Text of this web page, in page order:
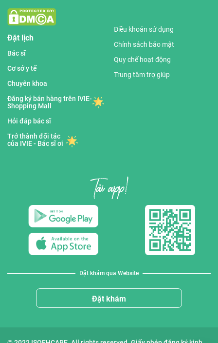
Đặt lịch
Bác sĩ
Cơ sở y tế
Chuyên khoa
Đăng ký bán hàng trên IVIE-
Shopping Mall
Hỏi đáp bác sĩ
Trở thành đối tác
của IVIE - Bác sĩ ơi
Điều khoản sử dụng
Chính sách bảo mật
Quy chế hoạt động
Trung tâm trợ giúp
Đặt khám qua Website
Đặt khám